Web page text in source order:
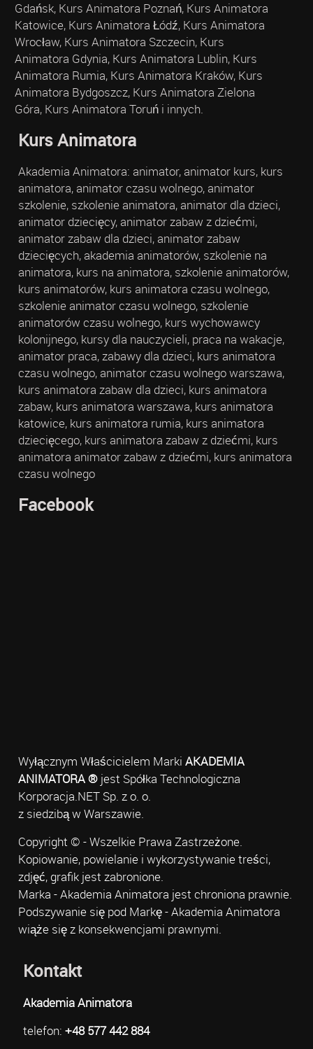
Gdańsk, Kurs Animatora Poznań, Kurs Animatora
Katowice, Kurs Animatora Łódź, Kurs Animatora
Wrocław, Kurs Animatora Szczecin, Kurs
Animatora Gdynia, Kurs Animatora Lublin, Kurs
Animatora Rumia, Kurs Animatora Kraków, Kurs
Animatora Bydgoszcz, Kurs Animatora Zielona
Góra, Kurs Animatora Toruń i innych.
Kurs Animatora
Akademia Animatora: animator, animator kurs, kurs
animatora, animator czasu wolnego, animator
szkolenie, szkolenie animatora, animator dla dzieci,
animator dziecięcy, animator zabaw z dziećmi,
animator zabaw dla dzieci, animator zabaw
dziecięcych, akademia animatorów, szkolenie na
animatora, kurs na animatora, szkolenie animatorów,
kurs animatorów, kurs animatora czasu wolnego,
szkolenie animator czasu wolnego, szkolenie
animatorów czasu wolnego, kurs wychowawcy
kolonijnego, kursy dla nauczycieli, praca na wakacje,
animator praca, zabawy dla dzieci, kurs animatora
czasu wolnego, animator czasu wolnego warszawa,
kurs animatora zabaw dla dzieci, kurs animatora
zabaw, kurs animatora warszawa, kurs animatora
katowice, kurs animatora rumia, kurs animatora
dziecięcego, kurs animatora zabaw z dziećmi, kurs
animatora animator zabaw z dziećmi, kurs animatora
czasu wolnego
Facebook
Wyłącznym Właścicielem Marki AKADEMIA
ANIMATORA ®jest Spółka Technologiczna
Korporacja.NET Sp. z o. o.
z siedzibą w Warszawie.
Copyright © - Wszelkie Prawa Zastrzeżone.
Kopiowanie, powielanie i wykorzystywanie treści,
zdjęć, grafik jest zabronione.
Marka - Akademia Animatora jest chroniona prawnie.
Podszywanie się pod Markę - Akademia Animatora
wiąże się z konsekwencjami prawnymi.
Kontakt
Akademia Animatora
telefon: +48 577 442 884